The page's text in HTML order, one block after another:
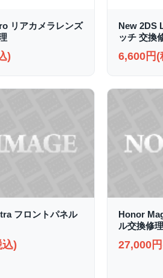
リアカメラレンズ
)
New 2DS
ッチ 交換
6,600円(
フロントパネル
)
Honor
ル交換修
27,000